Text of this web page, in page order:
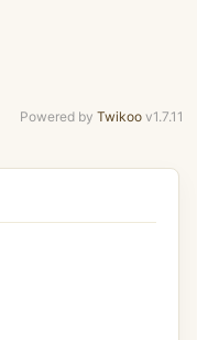
Powered by Twikoo v1.7.11